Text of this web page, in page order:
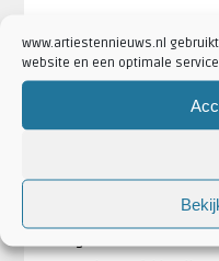
www.artiestennieuws.nl
website en een optimale
avenged